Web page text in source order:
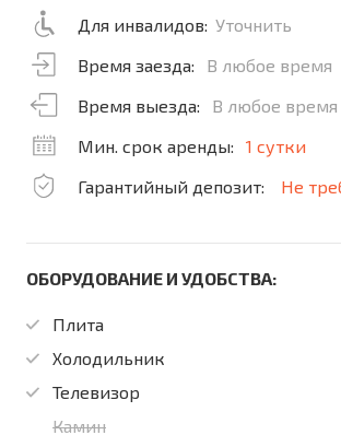
Для инвалидов: Уточнить
Время заезда:
В любое время
Время выезда:
В любое время
Мин. срок аренды:
1 сутки
Гарантийный депозит:
Не
ОБОРУДОВАНИЕ И УДОБСТВА:
Плита
Холодильник
Телевизор
Камин